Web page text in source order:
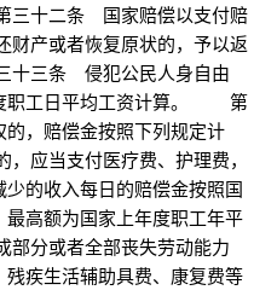
十二条 国家赔偿以支付赔
产或者恢复原状的，予以返
三条 侵犯公民人身自由
职工日平均工资计算。 第
，赔偿金按照下列规定计
当支付医疗费、护理费，
的收入每日的赔偿金按照国
高额为国家上年度职工年平
分或者全部丧失劳动能力
疾生活辅助具费、康复费等